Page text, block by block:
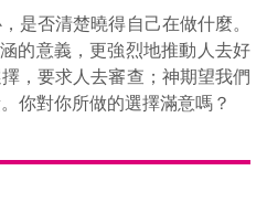
是否清楚曉得自己在做什麼。
的意義，更強烈地推動人去好
，要求人去審查；神期望我們
你對你所做的選擇滿意嗎？